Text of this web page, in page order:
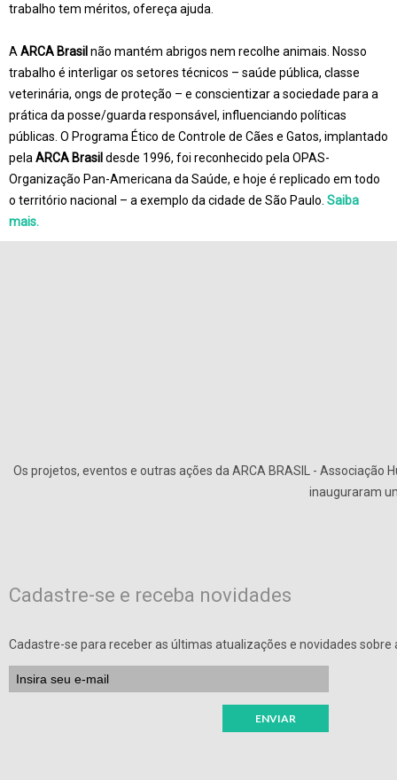
trabalho tem méritos, ofereça ajuda.
A ARCA Brasilnão mantém abrigos nem recolhe animais. Nosso
trabalho é interligar os setores técnicos – saúde pública, classe
veterinária, ongs de proteção – e conscientizar a sociedade para a
prática da posse/guarda responsável, influenciando políticas
públicas. O Programa Ético de Controle de Cães e Gatos, implantado
pela ARCA Brasildesde 1996, foi reconhecido pela OPAS-
Organização Pan-Americana da Saúde, e hoje é replicado em todo
o território nacional – a exemplo da cidade de São Paulo. Saiba
mais.
Os projetos, eventos e outras ações da ARCA BRASIL -
inauguraram
Cadastre-se e receba novidades
Cadastre-se para receber as últimas atualizações e novidades sobre